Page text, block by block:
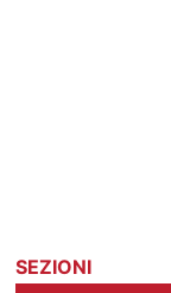
SEZIONI